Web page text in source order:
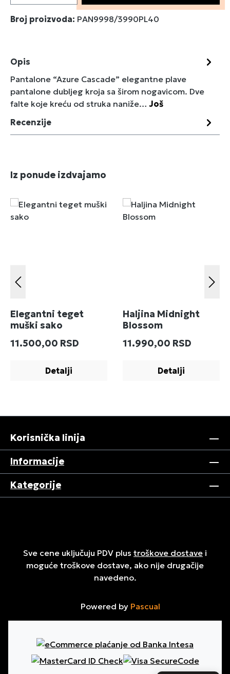
Broj proizvoda: PAN9998/3990PL40
Opis
Pantalone “Azure Cascade” elegantne plave
pantalone dubljeg kroja sa širom nogavicom. Dve
falte koje kreću od struka naniže…Još
Recenzije
Preskoči galeriju proizvoda
Iz ponude izdvajamo
Elegantni teget
muški sako
Redovna cena:
11.500,00 RSD
Detalji
Haljina Midnight
Blossom
Redovna cena:
11.990,00 RSD
Detalji
Korisnička linija
Informacije
Kategorije
Sve cene uključuju PDV plus troškove dostave i
moguće troškove dostave, ako nije drugačije
navedeno.
Powered by Pascual